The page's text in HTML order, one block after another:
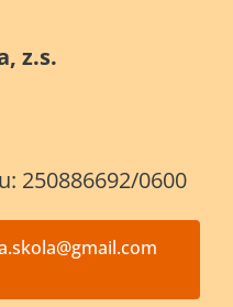
z.s.
250886692/0600
gmail.com